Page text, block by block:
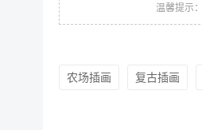
温馨提示
农场插画 复古插画